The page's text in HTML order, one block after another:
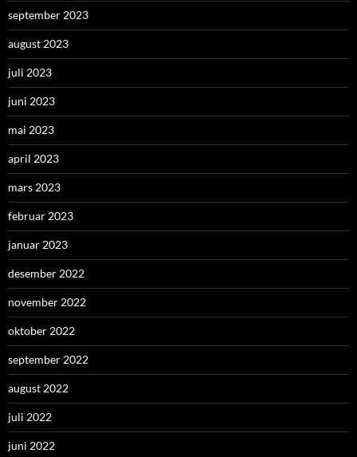
september 2023
august 2023
juli 2023
juni 2023
mai 2023
april 2023
mars 2023
februar 2023
januar 2023
desember 2022
november 2022
oktober 2022
september 2022
august 2022
juli 2022
juni 2022